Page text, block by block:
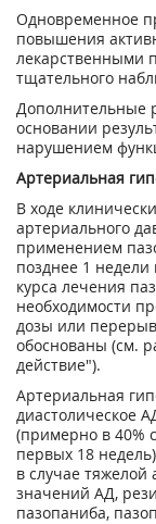
Одновременное
повышения
лекарственными
тщательного
Дополнительные
основании
нарушением
Артериальная
В ходе
артериального
применением
позднее 1
курса лечения
необходимости
дозы или
обоснованы (см.
действие").
Артериальная
диастолическое
(примерно в 40%
первых 18
в случае
значений АД,
пазопаниба,